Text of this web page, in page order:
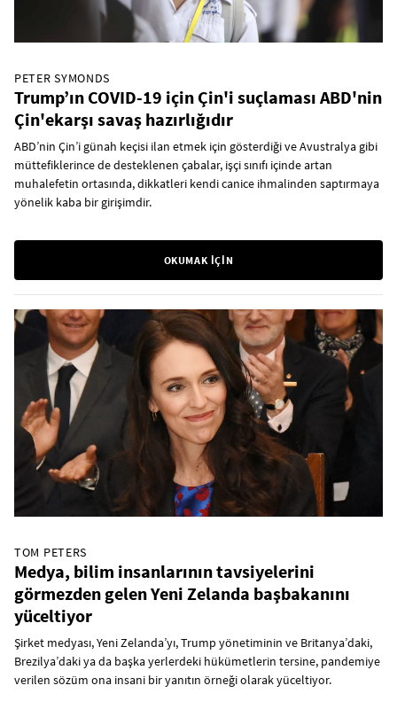
PETER SYMONDS
Trump’ın COVID-19 için Çin'i suçlaması ABD'nin
Çin'ekarşı savaş hazırlığıdır
ABD’nin Çin’i günah keçisi ilan etmek için gösterdiği ve Avustralya gibi
müttefiklerince de desteklenen çabalar, işçi sınıfı içinde artan
muhalefetin ortasında, dikkatleri kendi canice ihmalinden saptırmaya
yönelik kaba bir girişimdir.
OKUMAK İÇİN
TOM PETERS
Medya, bilim insanlarının tavsiyelerini
görmezden gelen Yeni Zelanda başbakanını
yüceltiyor
Şirket medyası, Yeni Zelanda’yı, Trump yönetiminin ve Britanya’daki,
Brezilya’daki ya da başka yerlerdeki hükümetlerin tersine, pandemiye
verilen sözüm ona insani bir yanıtın örneği olarak yüceltiyor.